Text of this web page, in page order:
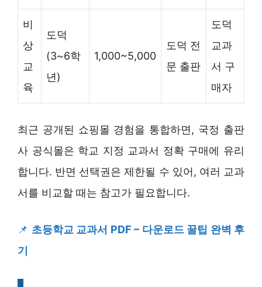
비
상
교
육
도덕
(3~6학
년)
1,000~5,000
도덕 전
문 출판
도덕
교과
서 구
매자
최근 공개된 쇼핑몰 경험을 통합하면, 국정 출판
사 공식몰은 학교 지정 교과서 정확 구매에 유리
합니다. 반면 선택권은 제한될 수 있어, 여러 교과
서를 비교할 때는 참고가 필요합니다.
📌 초등학교 교과서 PDF – 다운로드 꿀팁 완벽 후
기